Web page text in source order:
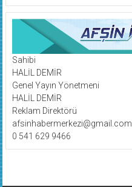
Sahibi
HALİL DEMİR
Genel Yayın Yönetmeni
HALİL DEMİR
Reklam Direktörü
afsinhabermerkezi@gmail.com
0 541 629 9466